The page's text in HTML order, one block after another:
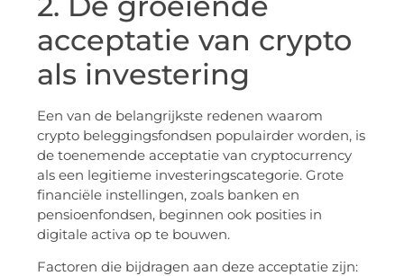
acceptatie van crypto
als investering
Een van de belangrijkste redenen waarom
crypto beleggingsfondsen populairder worden, is
de toenemende acceptatie van cryptocurrency
als een legitieme investeringscategorie. Grote
financiële instellingen, zoals banken en
pensioenfondsen, beginnen ook posities in
digitale activa op te bouwen.
Factoren die bijdragen aan deze acceptatie zijn: